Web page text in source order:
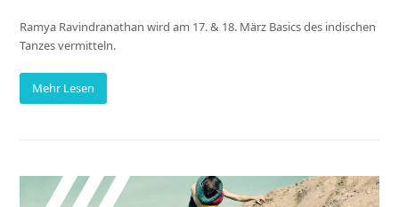
Ramya Ravindranathan wird am 17. & 18. März Basics des indischen
Tanzes vermitteln.
Mehr Lesen